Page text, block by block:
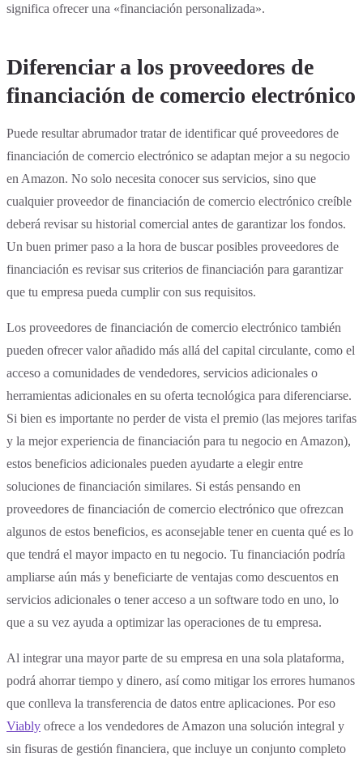
significa ofrecer una «financiación personalizada».
Diferenciar a los proveedores de
financiación de comercio electrónico
Puede resultar abrumador tratar de identificar qué proveedores de
financiación de comercio electrónico se adaptan mejor a su negocio
en Amazon. No solo necesita conocer sus servicios, sino que
cualquier proveedor de financiación de comercio electrónico creíble
deberá revisar su historial comercial antes de garantizar los fondos.
Un buen primer paso a la hora de buscar posibles proveedores de
financiación es revisar sus criterios de financiación para garantizar
que tu empresa pueda cumplir con sus requisitos.
Los proveedores de financiación de comercio electrónico también
pueden ofrecer valor añadido más allá del capital circulante, como el
acceso a comunidades de vendedores, servicios adicionales o
herramientas adicionales en su oferta tecnológica para diferenciarse.
Si bien es importante no perder de vista el premio (las mejores tarifas
y la mejor experiencia de financiación para tu negocio en Amazon),
estos beneficios adicionales pueden ayudarte a elegir entre
soluciones de financiación similares. Si estás pensando en
proveedores de financiación de comercio electrónico que ofrezcan
algunos de estos beneficios, es aconsejable tener en cuenta qué es lo
que tendrá el mayor impacto en tu negocio. Tu financiación podría
ampliarse aún más y beneficiarte de ventajas como descuentos en
servicios adicionales o tener acceso a un software todo en uno, lo
que a su vez ayuda a optimizar las operaciones de tu empresa.
Al integrar una mayor parte de su empresa en una sola plataforma,
podrá ahorrar tiempo y dinero, así como mitigar los errores humanos
que conlleva la transferencia de datos entre aplicaciones. Por eso
Viably ofrece a los vendedores de Amazon una solución integral y
sin fisuras de gestión financiera, que incluye un conjunto completo